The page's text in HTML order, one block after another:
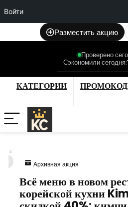
Войти
Разместить акцию
Проверено
Сэкономили сегодня:
КАТЕГОРИИ
Архивная акция
Всё меню в новом
корейской кухни